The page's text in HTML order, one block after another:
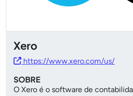
Xero
https://www.xero.com/us/
SOBRE
O Xero é o software de